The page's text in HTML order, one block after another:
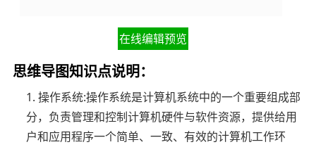
在线编辑预览
思维导图知识点说明：
1. 操作系统:操作系统是计算机系统中的一个重要组成部
分，负责管理和控制计算机硬件与软件资源，提供给用
户和应用程序一个简单、一致、有效的计算机工作环